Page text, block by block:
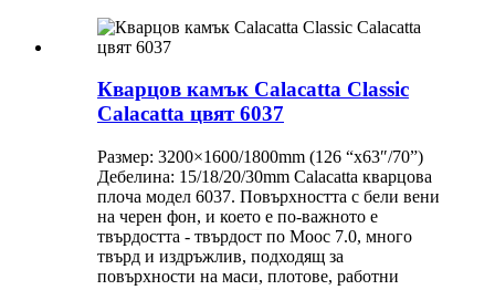
Кварцов камък Calacatta Classic
Calacatta цвят 6037
Размер: 3200×1600/1800mm (126 “x63″/70”)
Дебелина: 15/18/20/30mm Calacatta кварцова
плоча модел 6037. Повърхността с бели вени
на черен фон, и което е по-важното е
твърдостта - твърдост по Моос 7.0, много
твърд и издръжлив, подходящ за
повърхности на маси, плотове, работни